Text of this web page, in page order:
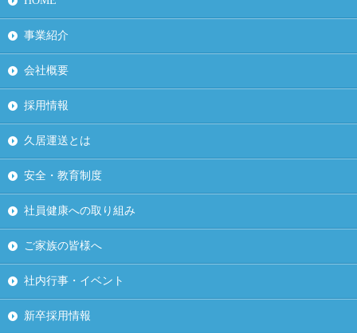
事業紹介
会社概要
採用情報
久居運送とは
安全・教育制度
社員健康への取り組み
ご家族の皆様へ
社内行事・イベント
新卒採用情報